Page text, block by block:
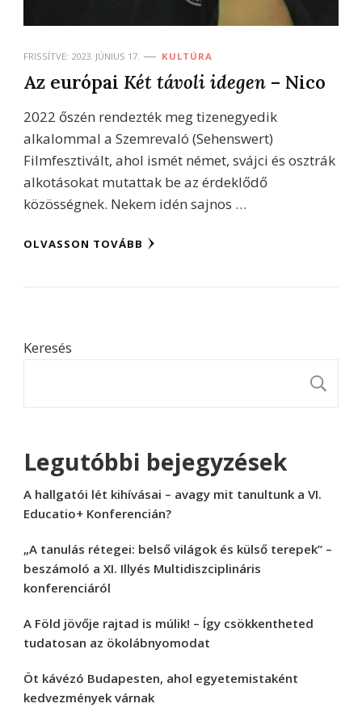
FRISSÍTVE: 2023. JÚNIUS 17. KULTÚRA
Az európai Két távoli idegen – Nico
2022 őszén rendezték meg tizenegyedik
alkalommal a Szemrevaló (Sehenswert)
Filmfesztivált, ahol ismét német, svájci és osztrák
alkotásokat mutattak be az érdeklődő
közösségnek. Nekem idén sajnos …
OLVASSON TOVÁBB
Keresés
Legutóbbi bejegyzések
A hallgatói lét kihívásai – avagy mit tanultunk a VI.
Educatio+ Konferencián?
„A tanulás rétegei: belső világok és külső terepek” –
beszámoló a XI. Illyés Multidiszciplináris
konferenciáról
A Föld jövője rajtad is múlik! – Így csökkentheted
tudatosan az ökolábnyomodat
Öt kávézó Budapesten, ahol egyetemistaként
kedvezmények várnak